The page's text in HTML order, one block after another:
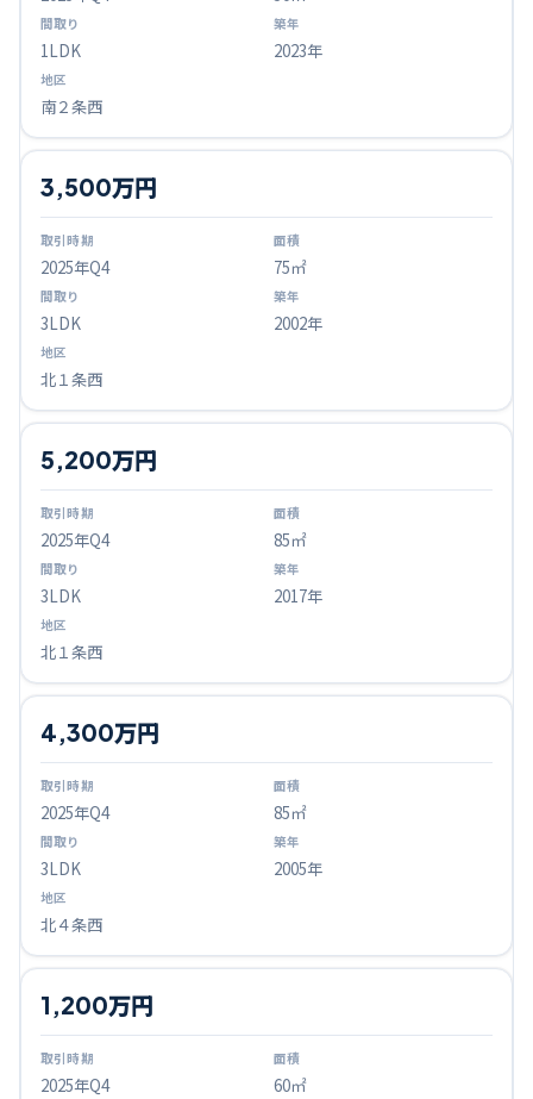
1LDK 2023年
南２条西
2025年Q4
3,500万円
75㎡
3LDK 2002年
北１条西
2025年Q4
5,200万円
85㎡
3LDK 2017年
北１条西
2025年Q4
4,300万円
85㎡
3LDK 2005年
北４条西
2025年Q4
1,200万円
60㎡